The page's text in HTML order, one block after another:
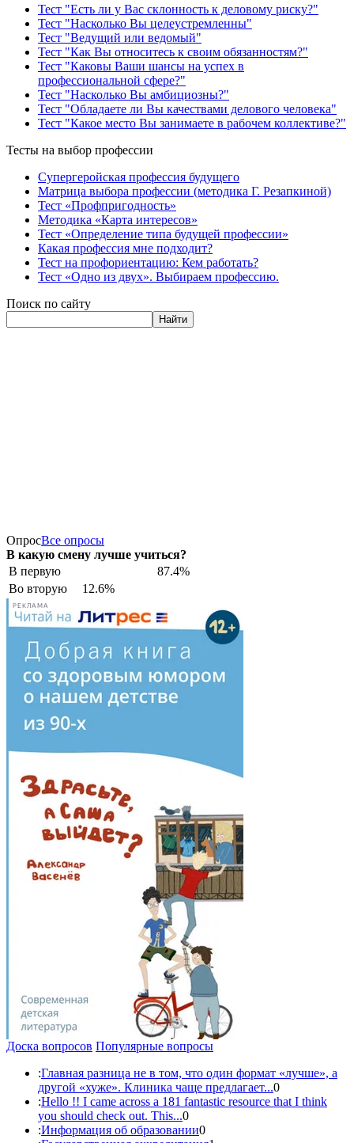
Тест "Есть ли у Вас склонность к деловому риску?"
Тест "Насколько Вы целеустремленны"
Тест "Ведущий или ведомый"
Тест "Как Вы относитесь к своим обязанностям?"
Тест "Каковы Ваши шансы на успех в
профессиональной сфере?"
Тест "Насколько Вы амбициозны?"
Тест "Обладаете ли Вы качествами делового человека"
Тест "Какое место Вы занимаете в рабочем коллективе?"
Тесты на выбор профессии
Супергеройская профессия будущего
Матрица выбора профессии (методика Г. Резапкиной)
Тест «Профпригодность»
Методика «Карта интересов»
Тест «Определение типа будущей профессии»
Какая профессия мне подходит?
Тест на профориентацию: Кем работать?
Тест «Одно из двух». Выбираем профессию.
Поиск по сайту
Найти
ОпросВсе опросы
В какую смену лучше учиться?
В первую
87.4%
Во вторую
12.6%
РЕКЛАМА
Доска вопросов Популярные вопросы
:Главная разница не в том, что один формат «лучше», а
другой «хуже». Клиника чаще предлагает...0
:Hello !! I came across a 181 fantastic resource that I think
you should check out. This...0
:Информация об образовании0